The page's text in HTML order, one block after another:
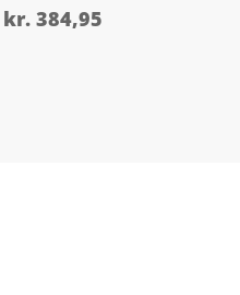
kr. 384,95